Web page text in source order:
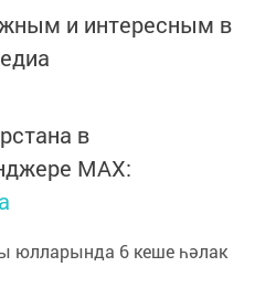
и интересным в
в
MАХ:
юлларында 6 кеше һәлак